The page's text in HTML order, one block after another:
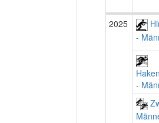
2025
-
-